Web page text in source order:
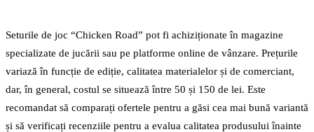
Seturile de joc “Chicken Road” pot fi achiziționate în magazine
specializate de jucării sau pe platforme online de vânzare. Prețurile
variază în funcție de ediție, calitatea materialelor și de comerciant,
dar, în general, costul se situează între 50 și 150 de lei. Este
recomandat să comparați ofertele pentru a găsi cea mai bună variantă
și să verificați recenziile pentru a evalua calitatea produsului înainte